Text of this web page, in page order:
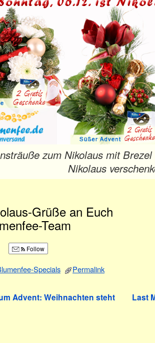
zum Nikolaus mit
Nikolaus
Grüße an Euch
Team
Follow
Specials Permalink
Advent: Weihnachten steht
Last